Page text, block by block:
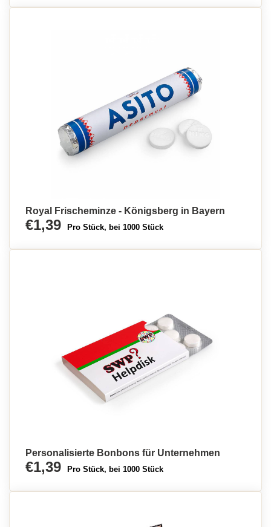
Royal Frischeminze - Königsberg in Bayern
€1,39 Pro Stück, bei 1000 Stück
Personalisierte Bonbons für Unternehmen
€1,39 Pro Stück, bei 1000 Stück